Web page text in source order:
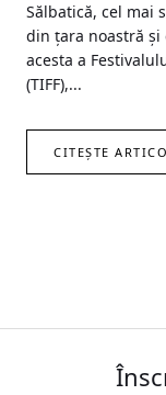
Sălbatică, cel mai
din țara noastră
acesta a
(TIFF),...
CITEȘTE